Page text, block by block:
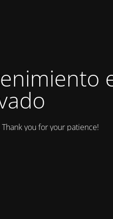
you for your patience!